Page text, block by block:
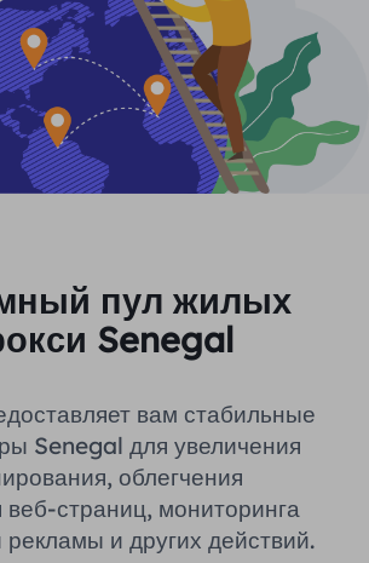
рекламы
и сканирование
Посмотреть все
прокси
пользователя
Скидка 77%и действуйте
сейчас!
Неограниченно $0/день
Зарегистрироваться
пул жилых
Senegal
вам стабильные
Senegal для увеличения
облегчения
веб-страниц, мониторинга
рекламы и других действий.